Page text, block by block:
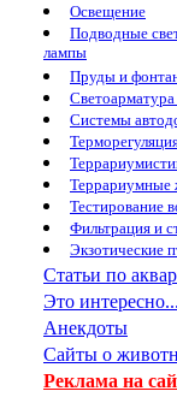
Освещение
Подводные
лампы
Пруды и
Системы
Террариумные
Тестирование
Фильтрация и
Экзотические
Статьи по
Это интересно...
Анекдоты
Сайты о
Реклама на